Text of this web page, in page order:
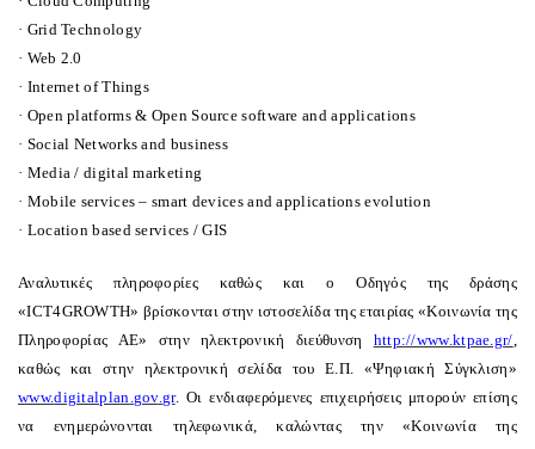
· Grid Technology
· Web 2.0
· Internet of Things
· Open platforms & Open Source software and applications
· Social Networks and business
· Media / digital marketing
· Mobile services – smart devices and applications evolution
· Location based services / GIS
Αναλυτικές πληροφορίες καθώς και ο Οδηγός της δράσης
«ICT4GROWTH» βρίσκονται στην ιστοσελίδα της εταιρίας «Κοινωνία της
Πληροφορίας ΑΕ» στην ηλεκτρονική διεύθυνση http://www.ktpae.gr/,
καθώς και στην ηλεκτρονική σελίδα του Ε.Π. «Ψηφιακή Σύγκλιση»
www.digitalplan.gov.gr. Οι ενδιαφερόμενες επιχειρήσεις μπορούν επίσης
να ενημερώνονται τηλεφωνικά, καλώντας την «Κοινωνία της